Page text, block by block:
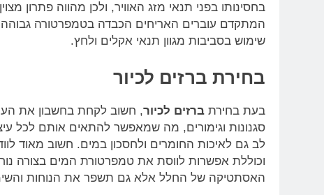
בחסינותו בפני תנאי מזג האוויר, ולכן מהווה פתרון
המתקדם עוברים האריחים הכבדה בטמפרטורה
שימוש בסביבות מגוון תנאי אקלים ולחץ.
בחירת ברזים לכיור
בעת בחירת ברזים לכיור, חשוב לקחת בחשבון את
סגנונות וגימורים, מה שמאפשר להתאים אותם לכל
לב גם לאיכות החומרים ולחסכון במים. חשוב מאוד
וכוללת אפשרות לווסת את טמפרטורת המים בצורה
האסתטיקה של החלל אלא גם תשפר את הנוחות